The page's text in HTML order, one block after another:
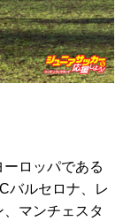
ロッパである
バルセロナ、レ
マンチェスタ